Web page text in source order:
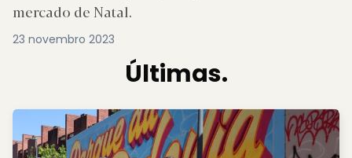
mercado de Natal.
23 novembro 2023
Últimas.